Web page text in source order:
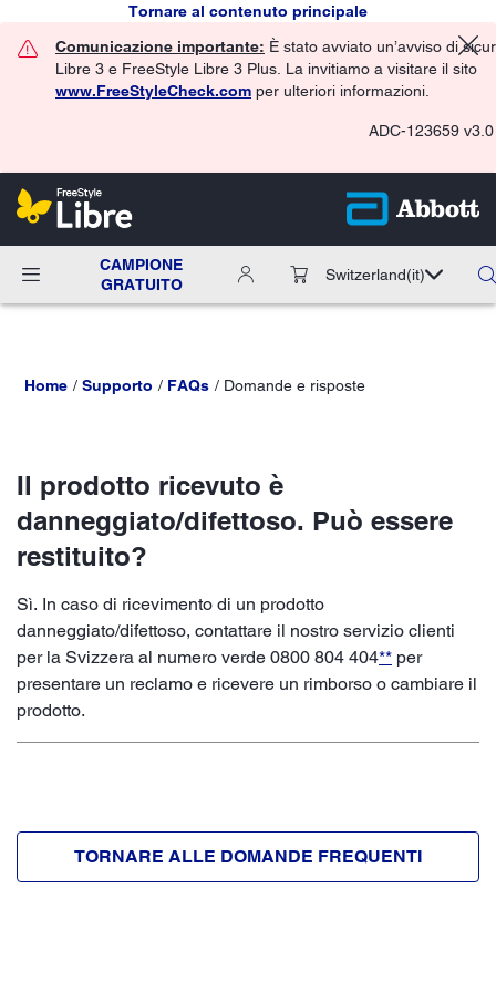
Tornare al contenuto principale
Comunicazione importante: È stato avviato un’avviso di
Libre 3 e FreeStyle Libre 3 Plus. La invitiamo a visitare il sito
www.FreeStyleCheck.com per ulteriori informazioni.
ADC-123659 v3.0
CAMPIONE
GRATUITO
Switzerland(it)
Home Supporto FAQs Domande e risposte
Il prodotto ricevuto è
danneggiato/difettoso. Può essere
restituito?
Sì. In caso di ricevimento di un prodotto
danneggiato/difettoso, contattare il nostro servizio clienti
per la Svizzera al numero verde 0800 804 404** per
presentare un reclamo e ricevere un rimborso o cambiare il
prodotto.
TORNARE ALLE DOMANDE FREQUENTI